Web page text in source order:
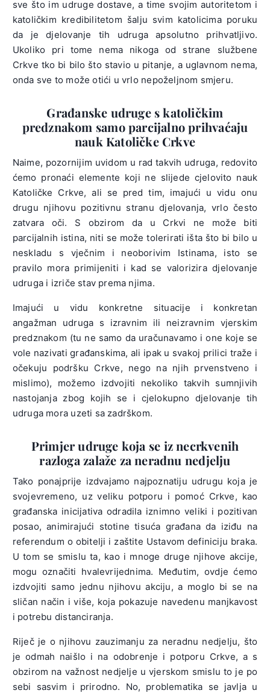
sve što im udruge dostave, a time svojim autoritetom i
katoličkim kredibilitetom šalju svim katolicima poruku
da je djelovanje tih udruga apsolutno prihvatljivo.
Ukoliko pri tome nema nikoga od strane službene
Crkve tko bi bilo što stavio u pitanje, a uglavnom nema,
onda sve to može otići u vrlo nepoželjnom smjeru.
Građanske udruge s katoličkim
predznakom samo parcijalno prihvaćaju
nauk Katoličke Crkve
Naime, pozornijim uvidom u rad takvih udruga, redovito
ćemo pronaći elemente koji ne slijede cjelovito nauk
Katoličke Crkve, ali se pred tim, imajući u vidu onu
drugu njihovu pozitivnu stranu djelovanja, vrlo često
zatvara oči. S obzirom da u Crkvi ne može biti
parcijalnih istina, niti se može tolerirati išta što bi bilo u
neskladu s vječnim i neoborivim Istinama, isto se
pravilo mora primijeniti i kad se valorizira djelovanje
udruga i izriče stav prema njima.
Imajući u vidu konkretne situacije i konkretan
angažman udruga s izravnim ili neizravnim vjerskim
predznakom (tu ne samo da uračunavamo i one koje se
vole nazivati građanskima, ali ipak u svakoj prilici traže i
očekuju podršku Crkve, nego na njih prvenstveno i
mislimo), možemo izdvojiti nekoliko takvih sumnjivih
nastojanja zbog kojih se i cjelokupno djelovanje tih
udruga mora uzeti sa zadrškom.
Primjer udruge koja se iz necrkvenih
razloga zalaže za neradnu nedjelju
Tako ponajprije izdvajamo najpoznatiju udrugu koja je
svojevremeno, uz veliku potporu i pomoć Crkve, kao
građanska inicijativa odradila iznimno veliki i pozitivan
posao, animirajući stotine tisuća građana da iziđu na
referendum o obitelji i zaštite Ustavom definiciju braka.
U tom se smislu ta, kao i mnoge druge njihove akcije,
mogu označiti hvalevrijednima. Međutim, ovdje ćemo
izdvojiti samo jednu njihovu akciju, a moglo bi se na
sličan način i više, koja pokazuje navedenu manjkavost
i potrebu distanciranja.
Riječ je o njihovu zauzimanju za neradnu nedjelju, što
je odmah naišlo i na odobrenje i potporu Crkve, a s
obzirom na važnost nedjelje u vjerskom smislu to je po
sebi sasvim i prirodno. No, problematika se javlja u